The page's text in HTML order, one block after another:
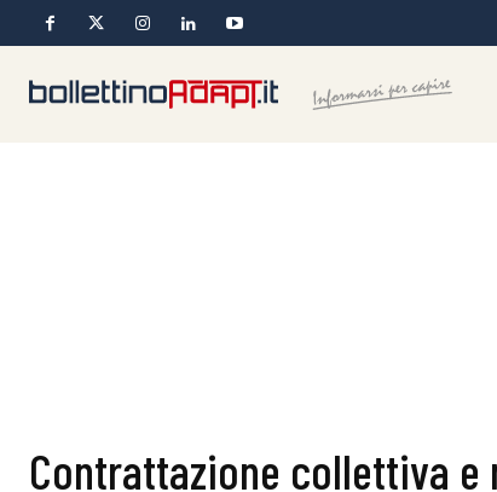
Contrattazione collettiva e